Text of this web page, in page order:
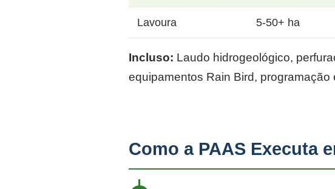
Lavoura 5-50+ ha
Incluso: Laudo hidrogeológico,
equipamentos Rain Bird, programação
Como a PAAS Executa